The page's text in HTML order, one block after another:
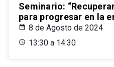
Seminario:
para progresar en la
8 de Agosto de 2024
13:30 a 14:30